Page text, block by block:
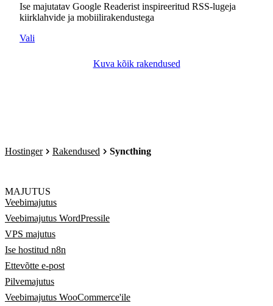
Ise majutatav Google Readerist inspireeritud RSS-lugeja
kiirklahvide ja mobiilirakendustega
Vali
Kuva kõik rakendused
Hostinger Rakendused Syncthing
MAJUTUS
Veebimajutus
Veebimajutus WordPressile
VPS majutus
Ise hostitud n8n
Ettevõtte e-post
Pilvemajutus
Veebimajutus WooCommerce'ile